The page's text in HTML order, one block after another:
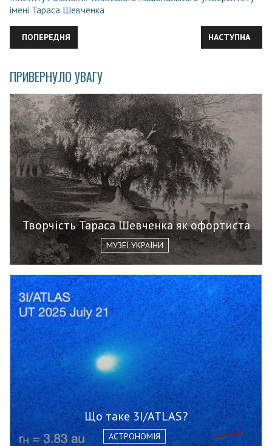
імені Тараса Шевченка
ПОПЕРЕДНЯ СТАТТЯ: АЛКОГОЛЬ – ЦЕ ЗЛИЙ ДУХ
ПОПЕРЕДНЯ НАСТУПНА
НАСТУПНА
ПРИВЕРНУЛО УВАГУ
Творчість Тараса Шевченка як офортиста
МУЗЕЇ УКРАЇНИ
Що таке 3I/ATLAS?
АСТРОНОМІЯ